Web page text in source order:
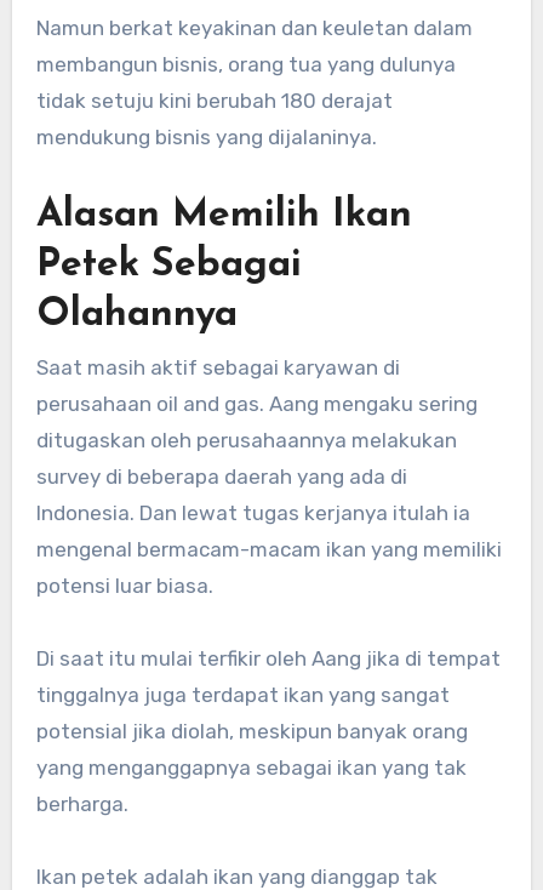
Namun berkat keyakinan dan keuletan dalam
membangun bisnis, orang tua yang dulunya
tidak setuju kini berubah 180 derajat
mendukung bisnis yang dijalaninya.
Alasan Memilih Ikan
Petek Sebagai
Olahannya
Saat masih aktif sebagai karyawan di
perusahaan oil and gas. Aang mengaku sering
ditugaskan oleh perusahaannya melakukan
survey di beberapa daerah yang ada di
Indonesia. Dan lewat tugas kerjanya itulah ia
mengenal bermacam-macam ikan yang memiliki
potensi luar biasa.
Di saat itu mulai terfikir oleh Aang jika di tempat
tinggalnya juga terdapat ikan yang sangat
potensial jika diolah, meskipun banyak orang
yang menganggapnya sebagai ikan yang tak
berharga.
Ikan petek adalah ikan yang dianggap tak